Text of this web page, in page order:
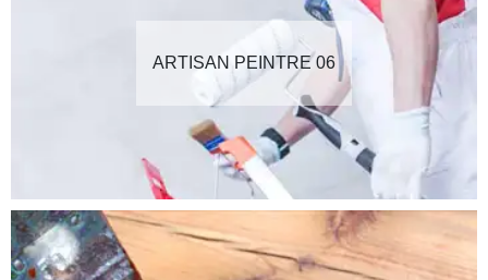
ARTISAN PEINTRE 06